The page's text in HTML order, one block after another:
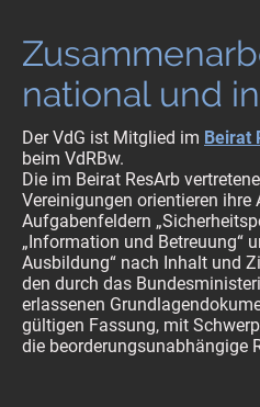
national und
Der VdG ist Mitglied im Beirat
beim VdRBw.
Die im Beirat ResArb
Vereinigungen orientieren ihre
Aufgabenfeldern
„Information und Betreuung“
Ausbildung“ nach Inhalt und
den durch das
erlassenen
gültigen Fassung, mit
die beorderungsunabhängige